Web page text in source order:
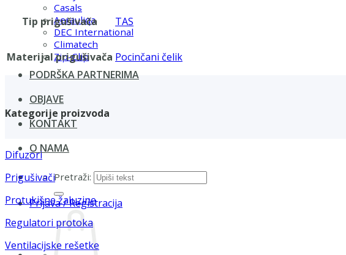
Casals
Aerauliqa
DEC International
Climatech
Zip-Clip
PODRŠKA PARTNERIMA
OBJAVE
KONTAKT
O NAMA
Pretraži:
Prijava / Registracija
Tip prigušivača TAS
Materijal prigušivača Pocinčani čelik
Kategorije proizvoda
Difuzori
Prigušivači
Protukišne žaluzine
Regulatori protoka
Ventilacijske rešetke